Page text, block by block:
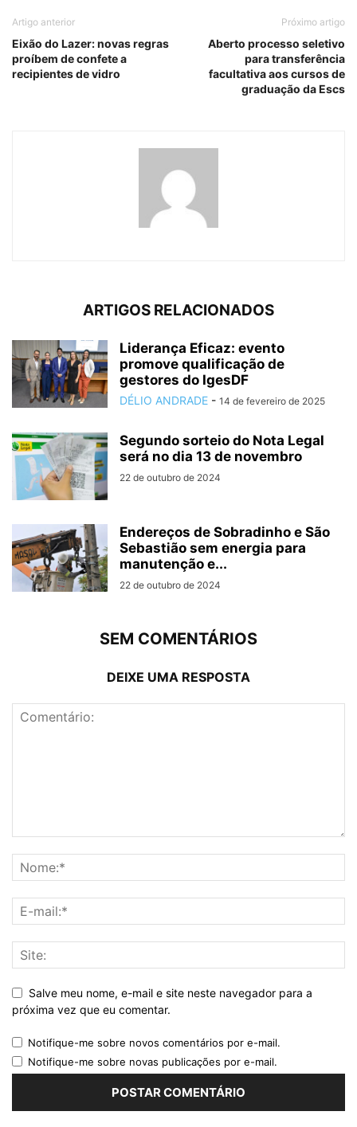
Artigo anterior
Eixão do Lazer: novas regras
proíbem de confete a
recipientes de vidro
Próximo artigo
Aberto processo seletivo
para transferência
facultativa aos cursos de
graduação da Escs
ARTIGOS RELACIONADOS
Liderança Eficaz: evento
promove qualificação de
gestores do IgesDF
DÉLIO ANDRADE - 14 de fevereiro de 2025
Segundo sorteio do Nota Legal
será no dia 13 de novembro
22 de outubro de 2024
Endereços de Sobradinho e São
Sebastião sem energia para
manutenção e...
22 de outubro de 2024
SEM COMENTÁRIOS
DEIXE UMA RESPOSTA
Salve meu nome, e-mail e site neste navegador para a
próxima vez que eu comentar.
Notifique-me sobre novos comentários por e-mail.
Notifique-me sobre novas publicações por e-mail.